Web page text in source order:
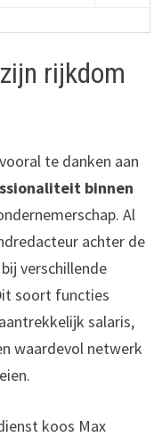
rijkdom
te danken aan
binnen
Al
achter de
verschillende
soort functies
salaris,
waardevol netwerk
koos Max